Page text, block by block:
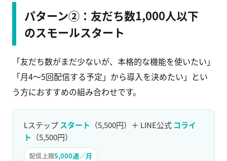
パターン②：友だち数1,000人以下
のスモールスタート
「友だち数がまだ少ないが、本格的な機能を使いたい」
「月4〜5回配信する予定」から導入を決めたい」とい
う方におすすめの組み合わせです。
Lステップ スタート （5,500円）＋ LINE公式 コライ
ト （5,500円）
配信上限5,000通／月